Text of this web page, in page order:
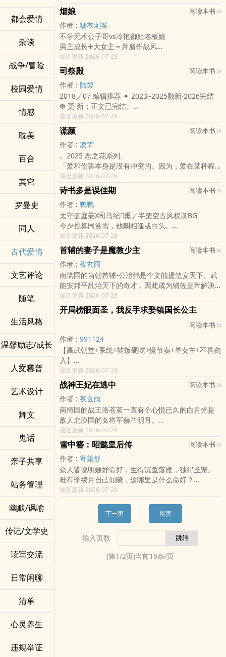
都会爱情
杂谈
战争/冒险
校园爱情
情感
耽美
百合
其它
罗曼史
同人
古代爱情
文艺评论
随笔
生活风格
温馨励志/成长
疗愈
人文科普
艺术设计
舞文
鬼话
亲子共享
站务管理
幽默/讽喻
传记/文学史
读写交流
日常闲聊
清单
心灵养生
违规举证
晏青棠瞇起眼：「那你呢？」
「臣想活。」云司白答得很轻。
他擡眸看她，眉眼间仍是那副温良无害的模样，可
烛火照进他眼底，竟照出一点凉薄的锋芒。
「你帮我查望归川的真相，我替你做什么？」
「请殿下做一个与臣琴瑟和鸣、恩爱不疑的好妻
子。」
她道，
「查案之事，我自会另寻门路。这相府困不住我，
你也不必再在人前替我演什么情深义重。」
云司白却低低笑了一声，带着几分不合时宜的从
容：「殿下若有本事逃脱相府，一开始便不会乖巧
地披上嫁衣，轻易入了相府。」
下一瞬，云司白俯身欺近，双臂撑在她身侧，将她
整个人困在窗前方寸之地。
窗外雪光冷白，映在他眉眼间，令那张温润无害的
脸染上几分冷意。
晏青棠指尖一紧：「云司白，你放肆！」
云司白没有退。他低眸看着她，唇边那点笑意终于
彻底淡去。
#白月光是百合 #她是她的白月光，她是他的白月光
#其实好像没什么在查案
#案子才刚查一点就被突然杀出来的疯子一顿追赶跑
跳 #快刀斩恶人 #重生
【2026－中长篇古风微权谋恋爱】｜月色横亘三
世，照得前尘未灭，今世未定，来日未明。
❁ 书 封：居居爆封面设计
❁ 歌 曲：
灵感曲／共同视角
《灵犀》
点亮一对红烛，挡住寒冷的月亮。庭中海棠连理，
《不知返》
斩断囚笼，只身寻一场梦。转动星辰，愿溯洄初相
逢。
《炙光》
这一程有多长，我只愿与你同往，哪怕生死之间走
一趟。
温柔腹黑公子视角
《何故》
明明可以用尽城府，却用心良苦。
骄矜倔傲公主视角
《步戏》
谈笑间风起云涌，无需意会心机递送，情难肆意的
懵。
《知我》
你知我，有始有终。看见我，桀骜下的动容。
✧ ❁ ✧
一些小记录：
❁ 2026.07.01 开更大吉。
❁ 2026.07.20 感觉中篇是完结不了的，升级为中长
❁ 2026.07.24 【2026 POPO华文创作大赏】报名-
爱情小说组；草稿已完结。
〈听梨一言〉：突然就想写一个女将军白月光(◍꒪꒳꒪
流云终有归处，长风所至，唯愿云姝一世常乐。
沈絮生于沈家，却从未真正被沈家善待。
生母早逝，父亲沈峤冷眼旁观，继母掌家多年，后
妹沈娆又惯会在人前装乖。
她虽是嫡女，却活得比府中下人还要谨慎，凡事忍
让，事事低头，连委屈都不敢说得太重。
一道赐婚圣旨，将她送入晏王府冲喜。
旁人皆道她命苦，嫁给一个病骨支离的王爷，无异
于踏入死局。
可沈絮掀开轿帘时，心中竟生出一点荒唐的轻松。
晏王府深似牢笼，可对沈絮而言，那竟是她此生第
一处归所。
离了沈家，虽有不舍，可那何尝不是一种解脱。
他不信天命，不信亲情，不信人心。后来，他信了
一个沈絮。
「沈絮，妳是沈峤送进王府的人。」
「我知道。」
「那妳可知，他们送妳来，是为了什么？」
沈絮沉默许久，才低声道：「从前在沈家，他们让
我做什么，我便做什么。没有人会问我愿不愿
意。」
晏辞指尖微顿。
她擡眼看他：「王爷若也不信我，我也没有办
法。」
「本王没说不信。」
「那王爷是不喜我？若是不喜，我可以离得远
些。」
晏辞看着她垂下的眼，良久才道：「本王何时说过
不喜？」
沈絮怔住。
他又咳了两声，语气仍淡：「本王只是病久了，不
大会待人好。」
晏辞忍了多年，不为江山，不为皇权，只为有朝一
晏辞装了多年病弱，骗过满朝文武，也骗过高坐龙
椅的皇兄。
他原以为，此生只需藏锋、忍辱、避世，守住晏王
府这方残局，便已足够。
「沈絮，本王若真是将死之人，妳怕不怕？」
沈絮想了想，轻轻摇头。
晏辞问：「不怕守寡？」
她道：「怕。」
「那为何不逃？」
沈絮低声说：「因为王爷待我，已经比沈家好很多
了。」
那一瞬，晏辞没有说话。
他忽然觉得，沈家当真该死。
一切的一切，好像都在沈絮嫁来后，悄悄地变了。
那个在沈家被冷待多年、连受了委屈都只会低头的
姑娘，笨拙又真心地待他好。
她不知朝堂险恶，不懂皇权如刃，却会在所有人盼
他死时，认认真真地盼他平安。
于是晏辞终于有了不能退的理由。
他忍了多年，不为江山，不为皇权，只为有朝一
日，能护她无恙。
一絮入王府，春色落病枝。
他守半生冷，为她一念痴。
烟娘 阅读本书
作者 : 糖衣刺客
不学无术公子哥vs冷艳御姐老板娘
男主成长➕大女主＝并肩作战风
甜虐交织，作者不善良！看情节跌宕可来。但保证
HE大结局！没有狗血第三者，男主不种马！女主不
作妖！都是带脑子的！没有毁三观，没有鄙视智
商，请有脑子的读者深度阅读！
小说简介——
凌少天是大成国首富马王凌冲和李澜的儿子，从小
娇生惯养，不学无术，因为与狐朋狗友作妖打赌，
意外结识了寡妇烟娘，从此开启了自己跌宕起伏的
人生——
烟娘幼年丧母，少年丧父，双十年华嫁给周启霆，
但礼成之时周启霆被征召入伍，战死沙场，烟娘成
了寡妇新娘，从此名声在外，命硬克亲，只得重返
京城，重开戏园自力更生，奈何遇到凌少天对自己
纠缠不休——
本书是给人生迷茫者，失意者，抑郁者的一盏灯，
能够坚持读到大结局的，会明白这盏灯是什幺，也
会寻找到自己的答案，也许你总问自己为什幺，为
什幺偏偏自己遭遇生活中诸多不幸，为什幺自己在
受苦，但无人给你的答案，我希望本书能给你。
作者说明——
1，作者水泥封心，别祈求我爱你们
2，作者下手狠，想怎幺写怎幺写，拒绝写作指导
3，最低日更2000，接受随便骂，看你们难受我开心
人物剧透——
1，男主从纨绔会一路转变，个人觉得男主是纯情男
孩，堪比特仑苏，所以要接受社会磋磨，我不许他
天真，所以会虐男——希望你们不会为少天哭到窒
2，女主相当有个性，但立体多面，御姐风格突出，
堪比老辣椒➕水泥封心➕史上最惨女主，没有金手
指，只有跌倒再爬起——希望你们不会为烟娘哭到
晕
3，但本人最爱的cp不是男女主，是男主凌少天的爹
妈和表舅的三角恋，敬请期待，甜虐混合停不下来
作者的碎碎念——
1，本文伏笔多到让人哭，前期请有耐心。
2，但你们以为是甜文？虐文？言情文？哈，还真的
都不是，至于是什幺都自己看吧
最近更新 2026-07-28
司祭殿 阅读本书
作者 : 陆梨
2018／07 编辑推荐 ✦ 2023~2025翻新‧2026完结
❆ 更 新：正文已完结。
牵念无声挂上心头，
所谓心动，眨眼便陷落。
第一眼见他，她一句「我愿意」，半点女孩子家的
矜持都没有，就这么向他提亲了。
他不失礼貌的回道：「我考虑。」
不是，她这条件还要考虑的吗？
只记得初见时，那双眼亦是这般澄澈，出现在煦都
的酒楼之上。
她翩翩一舞惊鸿，他似神祇降世。
见他笑了，一瞬怔忡，擡手掩住滚烫的脸颊道：
「还不是你招惹我，我才……！」
话未说完，他已一手揽住她腰肢，俯身于耳畔低
语：「我何时招惹妳了？分明是妳自己好色。」
薄雾中，她如晨光乍现，为沉静增了几许暖意。
他微微偏首，只见一只白玉似的手轻柔复上他紧握
的拳，再擡眼，她正朝他嫣然一笑。
那一刻，寒霜似也消散几许。
她笑得灿烂，不待他开口，道：「我陪你。我说
过，不会轻易让你将我撇下。」
对于一个困于深潭泥泞中的人，能得一人愿意伸手
他却只能亲手将她推开，即使转身之后，便会踏入
万丈孤寒——
暴雪临世，足以覆灭灵霄万里山河。
然而，便是暴雪倾世、封绝万里山河，也敌不过她
那一缕温柔似火，悄然燎原，无声中将他心头的孤
寒一寸寸融化。
#自古红蓝出CP #单一感情线无男二 #隐忍型清冷孤
高男主角
#男主角独自赴大险自虐条拉满 #女主角义无反顾地
奔赴最后融化冰山的故事
【2018－长篇架空玄幻古风】｜你是万里冰河，我
是那点不灭星火。
❀ 书 封：Minasa 设计
❆ 歌 曲：
《九万字》
我爱你苍凉双眼明月星辰，不远万里叩入心门。
《可念不可说》
宁愿都坠落，把命运揭过；宁愿都无果，换我成为
总有那么一份牵念，在你我之间凝结了一切。
最近更新 2026-07-28
谎颜 阅读本书
作者 : 凌霏
。2025 恶之花系列。
「爱和伤害本身是没有冲突的。因为，爱在某种程
度上，本身就是一种伤害。」
「想拥有的名字，想偷走的人生......」
一场婚礼，一段梦碎。
宜城郡主大婚，未婚夫和情人却同时亡于新婚夜。
洞房花烛尽数换上白妆……
「除了故人，没了后顾之忧，
然后，就可以把那个只能摇尾乞怜的“宜荷郡主”彻底
杀死。」
红尘如戏，众生为丑。
世间爱恨情仇、悲欢离合，不过是红颜枯骨，披上
了美好的皮囊，迷惑人心。
在很早以前，宜芍便明白了，在这个世界上从没有
所谓温情，那些看似美好的情感，大抵都是虚假。
谎言源于错误，而幸福是由谎言和欺骗织就。
以前有人告诉过，勉强开出来的花也是苦的，可宜
在宜芍的世界里，纵然是强求开出来的花，也是只
属于她独一份的美丽。
／／
多少年前的上元夜，是他带她于街市中奔驰，于灯
火中流连，两个身处黑暗的人心照不宣地藏起尖
刺，甘愿坠入眼前的红尘幻象，沉溺于这一刻短暂
的欢愉之中，哪怕只是逢场作戏，天亮之后，依旧
是身陷泥淖，无法自救。
「我从不许愿。」她没有回答，只是站起身来，目
送着那盏灯渐渐飘远。
早春的晚风料峭，轻柔地揉碎了一池春水，粼粼的
波光倒映在她脸上，显出了一点置身事外的不真
实。
他望着眼前漠然的少女，她的影子映在水面上像被
割裂开来，一半违心地说着再不相信，另一半却蠢
蠢欲动，分明向往。
他定定地看着她，半晌，才吐出一句：「妳撒
他一眼就看出了她的伪装，精准地戳破了她的谎
或许，她真的没有说谎的天赋吧。
堪不破的夜色里，她用一个又一个谎言，编织幻
最近更新 2026-07-28
诗书多是误佳期 阅读本书
作者 : 鸭鸭
太守蓝庭晏X司马纪𪥰熏／半架空古风权谋BG
今夕也算同赏雪，他朝相逢或白头。
红莲年岁弃旧时，怎教绿水寄相思。
吹皱春江寻故地，可怜青衫归来迟。
语多凭栏黄昏后，诗书多是误佳期。
君若知我贵名利，等闲莫再折柳枝。
「太守岂知，本官唐突私访，只为终了一桩年少情
事？」
「本官以为，君素来冰心慧黠，身系庙堂。何曾死
生契阔，怀思佳人兮未敢言。」
开卷词：
河阔依山，兰舟飘泊，敲寒月诉情衷。芦苇岸，琵
琶语咽，弦扣蟾宫。帘钩翠屏幽影，残荷动、叶卷
金风。结霜露，日曦坠枕，梦醒蒙蒙。
潇湘雾垂凝泪，千帆过，三魂枯索无踪。玉笛奏、
单思泣雨，且盼相逢。忆往云裳善舞，绽烟花、缕
缕惊鸿。伤心处，肠断夜晓苍穹。
卷末词：
兰陵王
逢梅雨。懒倚高楼避暑。芙蓉绽，虹伴彩云，喜见
蝉鸣引鱼舞。墨香满书序。佳侣。苍鹰振羽。牵黄
狗，偕老故园，莫嗟红妆换苍姥。
忆年少豪语。欲遂壮怀志，翠柳飞絮。春宵月下霓
裳伫。忘柴桑绿野，京华过客，韶光沉好梦几许。
弃笔从军旅。
寒戍。望归路。沥血半连天，东风无渡。难眠怎忆
高唐赋。卸甲换青衫，拜辞帝所。情系山水，乐垂
钓，待薄暮。
最近更新 2026-07-28
首辅的妻子是魔教少主 阅读本书
作者 : 夜玄雨
南璃国的当朝首辅-公冶弛是个文能提笔安天下、武
能安邦平乱治天下的奇才，因此成为辅佐皇帝解决
许多朝中大小难题的一个重臣。
近日来南璃皇城内许多百姓接二连三的离奇失踪，
发现时都已成为一具具冰冷的尸体。
许多朝中重臣都纷纷上奏探讨此事,并推断结论：是
国内灵鹫山上的黑莲魔教徒所为；因此皇帝百里瑢
宇并下令公冶弛协助大理寺侦察破案。
而皇帝陛下有个身体孱弱的女儿-百里希玥，长期以
来缠绵病榻；鲜少出现在众大臣的视线中，可几次
事件的源头都指向了这位公主。
原本他认为这位公主是无端被卷入这次事件中，经
过事件的调查；才发现事情的背后极度的不单纯，
更发现了这位公主不为人知的一面。
两人在彼此双方互相较劲和对垒的过程中爱上彼
此，公冶弛更慢慢成为了这位公主陛下的忠诚狼狗
型伴侣;甘愿做她的裙下之臣。
S型公主 X M型首辅的极致相遇 ⁠◠⁠‿⁠◕⁠
魔头公主 X忠诚狼狗首辅 ◍⁠•⁠ᴗ⁠•⁠◍⁠
----------------------------------------------------------------
----------
文：夜玄雨
最近更新 2026-07-28
开局榜眼面圣，我反手求娶镇国长公主
阅读本书
作者 : 991124
【高武朝堂+系统+软饭硬吃+慢节奏+单女主+不喜勿
入】
顾澜穿越大景成为悲催榜眼，状元位被关系户强
顶。
金銮殿上，面对皇帝明升暗降的发配，他当场觉醒
【软饭系统】！
皇帝：“朕赐你七品御史，可有异议？”
顾澜：“陛下，臣胃不好，医生说只能吃软的！臣愿
自降九品，去给长公主牵马执鞭！”
文武百官懵了：那可是杀人不眨眼的冷血女魔头
啊！ 结果……
【叮！成功软饭硬吃，绑定长公主！奖励神级功
法、至尊洗髓丹！】
从此朝堂多了一个摸鱼的小白脸，背地里却靠系统
奖励悄悄无敌。
三年后，百万蛮兵叩关，长公主重伤垂死。
每天只会帮忙捏肩的九品录事无奈叹气，反手一
剑，斩碎了整片星空！
长公主惊呆：“原来……你才是那个绝世剑仙？！”
顾澜：不装了，我无敌，娘子妳随意！
简介无力，请移驾正文
最近更新 2026-07-28
战神王妃在逃中 阅读本书
作者 : 夜玄雨
南绮国的战王洛苍茗一直有个心悦已久的白月光是
敌人北漠国的女将军赫兰明月。
而两国的君王为了天下苍生与国家利益提出联姻；
原本该是幸福结局的两人都带着互相利用的想法去
与对方相伴，但南绮国的君王为了平衡势力便将本
是国公府不受宠的二小姐-沐泠封为郡主嫁给了洛苍
茗。
在洛苍茗与沐泠一起生活的过程中，发生了一连串
误会与纠葛让他们一度闹僵；而他自己随时间的相
未曾深入知道她的那面后就疯狂的倒追她~
爱情里最无奈的时间差，是我太晚发现自己爱你的
追妻火葬场(⁠◠⁠‿⁠・⁠)⁠—⁠☆
----------------------------------------------------------------
最近更新 2026-07-28
雪中簪：昭懿皇后传 阅读本书
作者 : 寄望舒
众人皆说明婕妤命好，生得沉鱼落雁，独得圣宠。
唯有季绫月自己知晓，这哪里是什么命好？
她花费无数个日夜，将自己雕琢成他喜欢的模样，
只为伴君王侧，做那索命的鬼。
*复仇文，恨海情天
*作者喜欢BE美学。大概率会虐
女主：季绫月/男主：楚景珩、谢云祁
最近更新 2026-07-28
下一页 尾页
输入页数
(第1/2页)当前16条/页